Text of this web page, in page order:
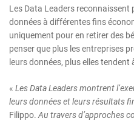
Les Data Leaders reconnaissent
données à différentes fins
uniquement pour en retirer des
penser que plus les entreprises
leurs données, plus elles tendent
« Les Data Leaders montrent
leurs données et leurs résultats
Filippo. Au travers d’approches